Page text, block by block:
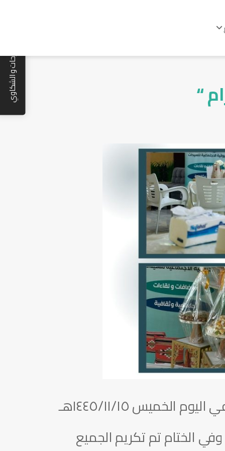
“
الديوانية الاجتماعية للسيدات ” اكرام ” في جمعية التنمية الاهلية بالخالديه تحتفي اليوم الخميس ١٤٤٥/١١/١٥هـ
الختام تم تكريم الجميع
المقترحات و الشكاوي